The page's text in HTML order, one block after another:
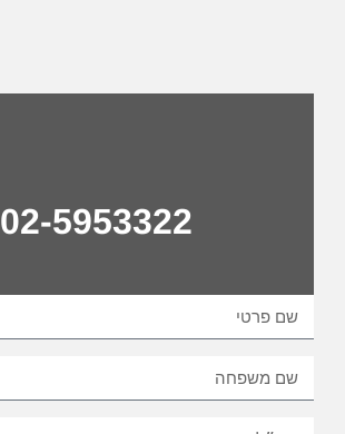
02-5953322